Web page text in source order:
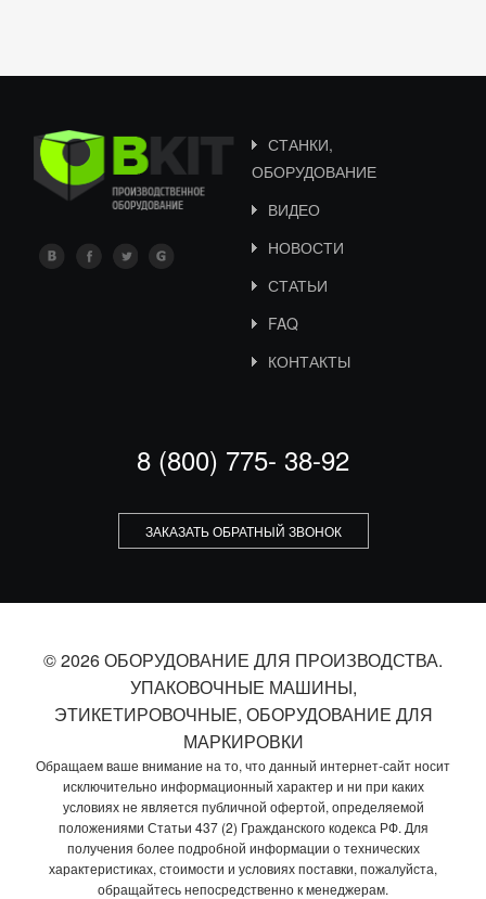
СТАНКИ,
ОБОРУДОВАНИЕ
ВИДЕО
НОВОСТИ
СТАТЬИ
FAQ
КОНТАКТЫ
8 (800) 775- 38-92
ЗАКАЗАТЬ ОБРАТНЫЙ ЗВОНОК
© 2026 ОБОРУДОВАНИЕ ДЛЯ ПРОИЗВОДСТВА.
УПАКОВОЧНЫЕ МАШИНЫ,
ЭТИКЕТИРОВОЧНЫЕ, ОБОРУДОВАНИЕ ДЛЯ
МАРКИРОВКИ
Обращаем ваше внимание на то, что данный интернет-сайт носит
исключительно информационный характер и ни при каких
условиях не является публичной офертой, определяемой
положениями Статьи 437 (2) Гражданского кодекса РФ. Для
получения более подробной информации о технических
характеристиках, стоимости и условиях поставки, пожалуйста,
обращайтесь непосредственно к менеджерам.